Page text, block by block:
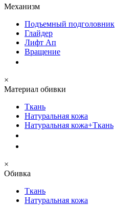
Механизм
Подъемный подголовник
Глайдер
Лифт Ап
Вращение
×
Материал обивки
Ткань
Натуральная кожа
Натуральная кожа+Ткань
×
Обивка
Ткань
Натуральная кожа